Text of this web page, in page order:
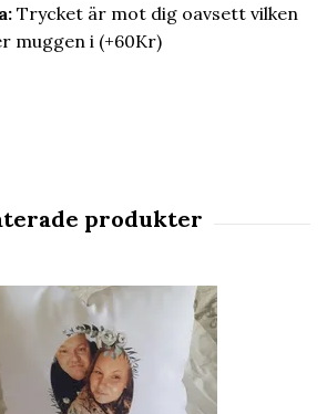
Trycket är mot dig oavsett vilken
muggen i (+60Kr)